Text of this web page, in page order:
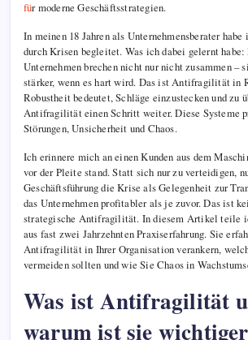
für moderne Geschäftsstrategien.
In meinen 18 Jahren als Unternehmensberater
durch Krisen begleitet. Was ich dabei gelernt habe:
Unternehmen brechen nicht nur nicht zusammen –
stärker, wenn es hart wird. Das ist Antifragilität in
Robustheit bedeutet, Schläge einzustecken und zu
Antifragilität einen Schritt weiter. Diese Systeme
Störungen, Unsicherheit und Chaos.
Ich erinnere mich an einen Kunden aus dem
vor der Pleite stand. Statt sich nur zu verteidigen,
Geschäftsführung die Krise als Gelegenheit zur
das Unternehmen profitabler als je zuvor. Das ist
strategische Antifragilität. In diesem Artikel teile
aus fast zwei Jahrzehnten Praxiserfahrung. Sie
Antifragilität in Ihrer Organisation verankern,
vermeiden sollten und wie Sie Chaos in
Was ist Antifragilität
warum ist sie